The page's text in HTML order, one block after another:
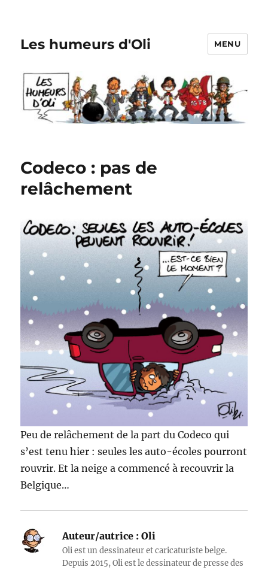
Les humeurs d'Oli MENU
Codeco : pas de
relâchement
Peu de relâchement de la part du Codeco qui
s’est tenu hier : seules les auto-écoles pourront
rouvrir. Et la neige a commencé à recouvrir la
Belgique…
Auteur/autrice : Oli
Oli est un dessinateur et caricaturiste belge.
Depuis 2015, Oli est le dessinateur de presse des